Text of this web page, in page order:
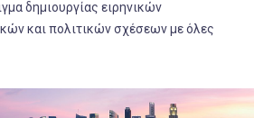
δημιουργίας ειρηνικών
και πολιτικών σχέσεων με όλες